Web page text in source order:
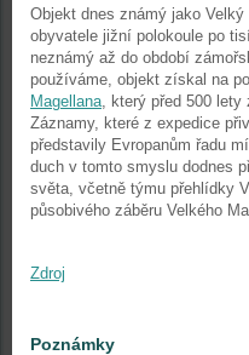
Objekt dnes známý jako
obyvatele jižní polokoule po
neznámý až do období
používáme, objekt získal na
Magellana, který před 500 lety
Záznamy, které z expedice
představily Evropanům řadu
duch v tomto smyslu dodnes
světa, včetně týmu přehlídky
působivého záběru Velkého
Zdroj
Poznámky